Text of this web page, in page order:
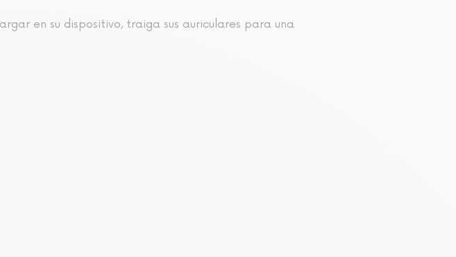
en su dispositivo, traiga sus auriculares para una